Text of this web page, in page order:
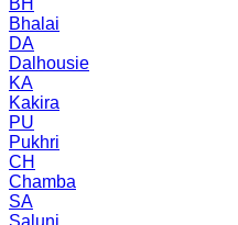
Bhalai
DA
Dalhousie
KA
Kakira
PU
Pukhri
CH
Chamba
SA
Saluni